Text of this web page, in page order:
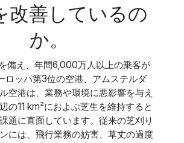
改善しているの
か。
備え、年間6,000万人以上の乗客が
ロッパ第3位の空港、アムステルダ
空港は、業務や環境に悪影響を与え
の11 km²におよぶ芝生を維持すると
題に直面しています。従来の芝刈り
には、飛行業務の妨害、草丈の過度